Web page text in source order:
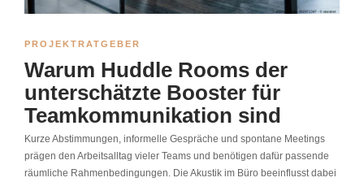
PROJEKTRATGEBER
Warum Huddle Rooms der
unterschätzte Booster für
Teamkommunikation sind
Kurze Abstimmungen, informelle Gespräche und spontane Meetings
prägen den Arbeitsalltag vieler Teams und benötigen dafür passende
räumliche Rahmenbedingungen. Die Akustik im Büro beeinflusst dabei